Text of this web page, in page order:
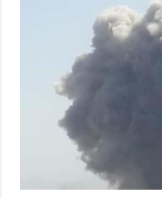
Wirtschaft
Militär
Gesellschaft und
Kultur
Sport
Kriminalität
Notstand und